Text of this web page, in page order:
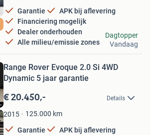
Garantie
APK bij aflevering
Financiering mogelijk
Dealer onderhouden
Alle milieu/emissie zones
Dagtopper
Vandaag
Range Rover Evoque 2.0 Si 4WD
Dynamic 5 jaar garantie
€ 20.450,- Details
2015 125.000 km
Garantie
APK bij aflevering